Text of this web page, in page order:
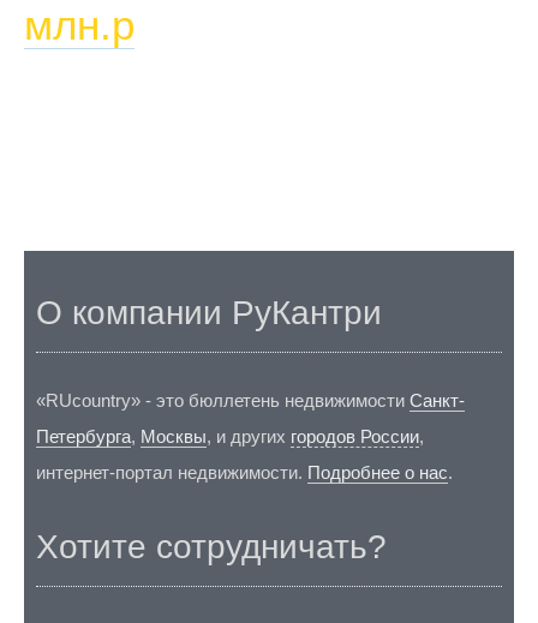
млн.р
О компании РуКантри
«RUcountry» - это бюллетень недвижимости Санкт-
Петербурга, Москвы, и других городов России,
интернет-портал недвижимости. Подробнее о нас.
Хотите сотрудничать?